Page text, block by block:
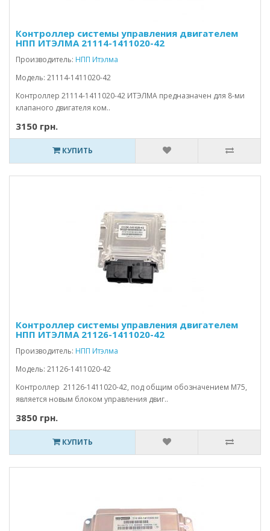
Контроллер системы управления двигателем
НПП ИТЭЛМА 21114-1411020-42
Производитель: НПП Итэлма
Модель: 21114-1411020-42
Контроллер 21114-1411020-42 ИТЭЛМА предназначен для 8-ми
клапаного двигателя ком..
3150 грн.
КУПИТЬ
Контроллер системы управления двигателем
НПП ИТЭЛМА 21126-1411020-42
Производитель: НПП Итэлма
Модель: 21126-1411020-42
Контроллер 21126-1411020-42, под общим обозначением M75,
является новым блоком управления двиг..
3850 грн.
КУПИТЬ